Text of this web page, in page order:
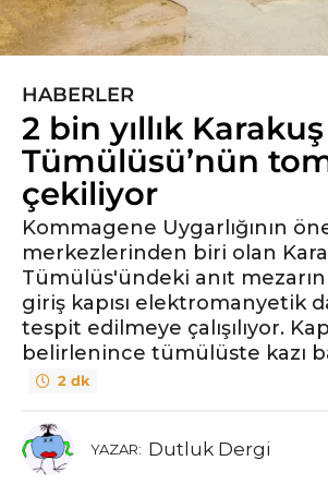
5
y
ı
ö
n
c
e
5
y
ı
n
c
HABERLER
2 bin yıllık Karakuş
Tümülüsü’nün
çekiliyor
Kommagene Uygarlığının
merkezlerinden biri olan
Tümülüs'ündeki anıt
giriş kapısı elektromanyetik
tespit edilmeye çalışılıyor.
belirlenince tümülüste kazı
2 dk
YAZAR: Dutluk Dergi